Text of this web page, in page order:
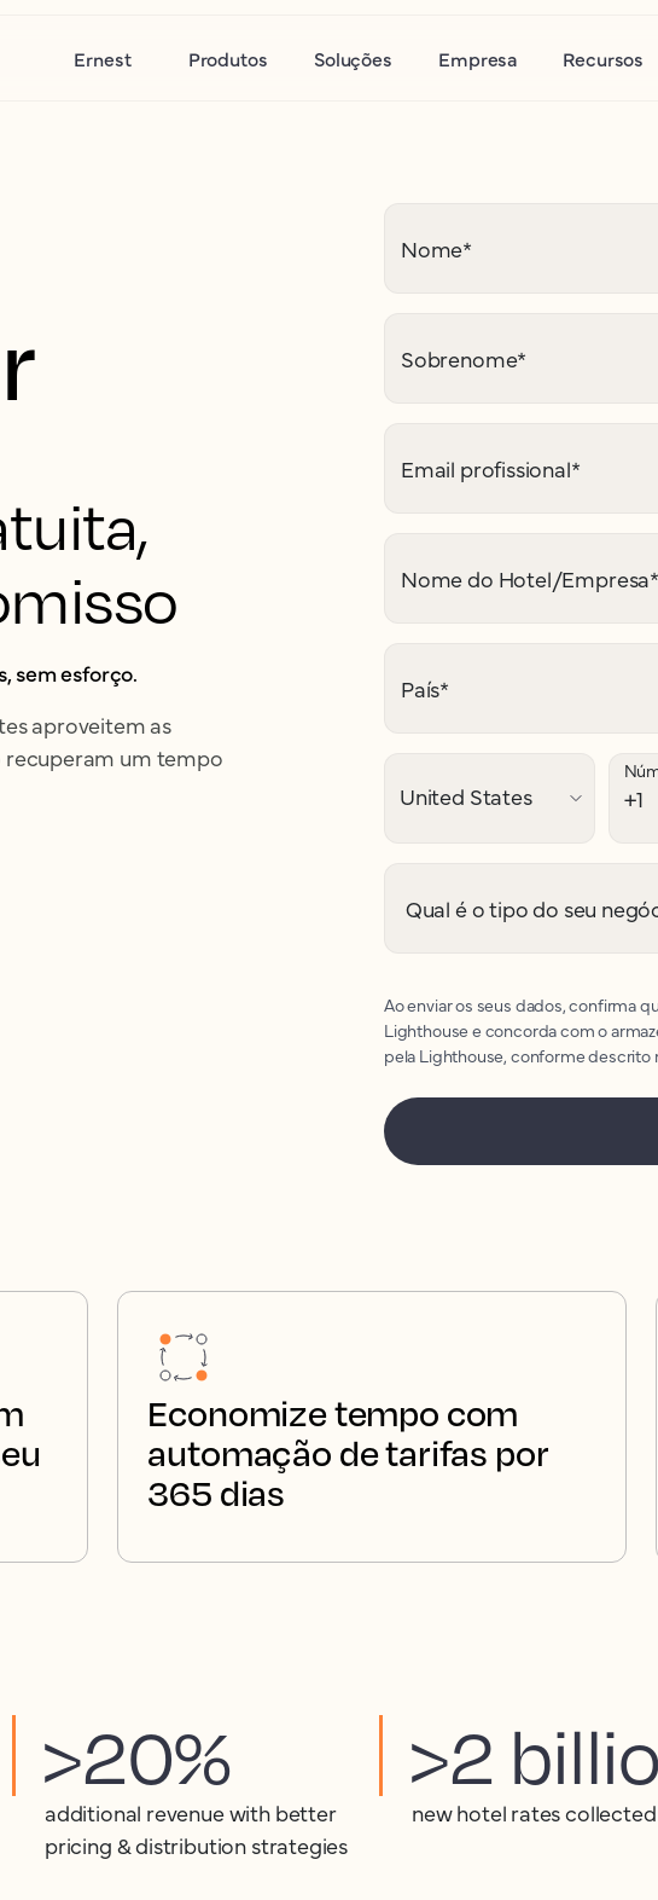
Ernest Produtos Soluções Empresa Recursos
sem esforço.
aproveitem as
um tempo
Nome*
Sobrenome*
Email profissional*
Nome do Hotel/Empresa*
País*
Qual é o tipo do seu
Ao enviar os seus dados, confirma
Lighthouse e concorda com o
pela Lighthouse, conforme descrito
Economize tempo com
automação de tarifas por
365 dias
>20%
additional revenue with better
pricing & distribution strategies
>2
new hotel rates